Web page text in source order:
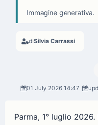
Immagine generativa.
diSilvia Carrassi
01 July 2026 14:47
Parma, 1° luglio 2026.